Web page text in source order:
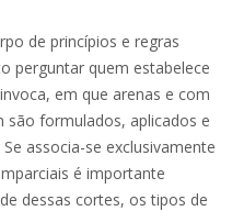
de princípios e regras
perguntar quem estabelece
em que arenas e com
são formulados, aplicados e
associa-se exclusivamente
é importante
dessas cortes, os tipos de